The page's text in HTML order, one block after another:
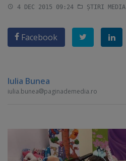
4 DEC 2015 09:24 ȘTIRI MEDIA
Facebook
Iulia Bunea
iulia.bunea paginademedia.ro